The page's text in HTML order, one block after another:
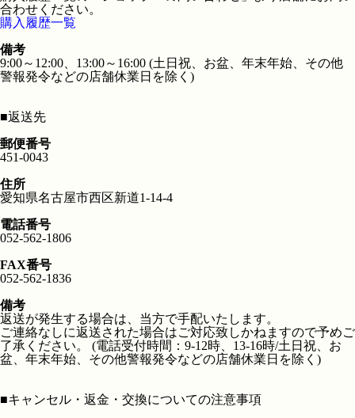
合わせください。
購入履歴一覧
備考
9:00～12:00、13:00～16:00 (土日祝、お盆、年末年始、その他
警報発令などの店舗休業日を除く)
■返送先
郵便番号
451-0043
住所
愛知県名古屋市西区新道1-14-4
電話番号
052-562-1806
FAX番号
052-562-1836
備考
返送が発生する場合は、当方で手配いたします。
ご連絡なしに返送された場合はご対応致しかねますので予めご
了承ください。 (電話受付時間：9-12時、13-16時/土日祝、お
盆、年末年始、その他警報発令などの店舗休業日を除く)
■キャンセル・返金・交換についての注意事項